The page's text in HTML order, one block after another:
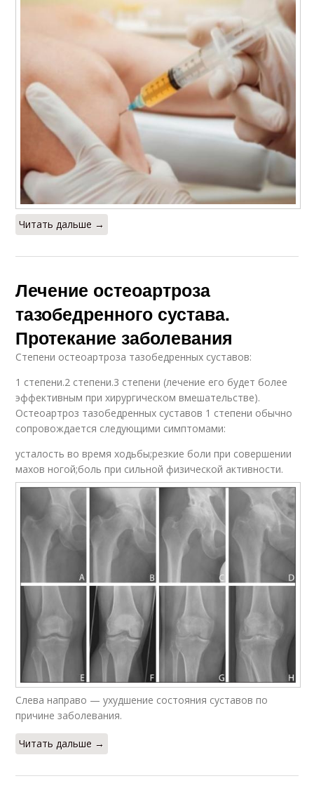
Читать дальше →
Лечение остеоартроза
тазобедренного сустава.
Протекание заболевания
Степени остеоартроза тазобедренных суставов:
1 степени.2 степени.3 степени (лечение его будет более
эффективным при хирургическом вмешательстве).
Остеоартроз тазобедренных суставов 1 степени обычно
сопровождается следующими симптомами:
усталость во время ходьбы;резкие боли при совершении
махов ногой;боль при сильной физической активности.
Слева направо — ухудшение состояния суставов по
причине заболевания.
Читать дальше →